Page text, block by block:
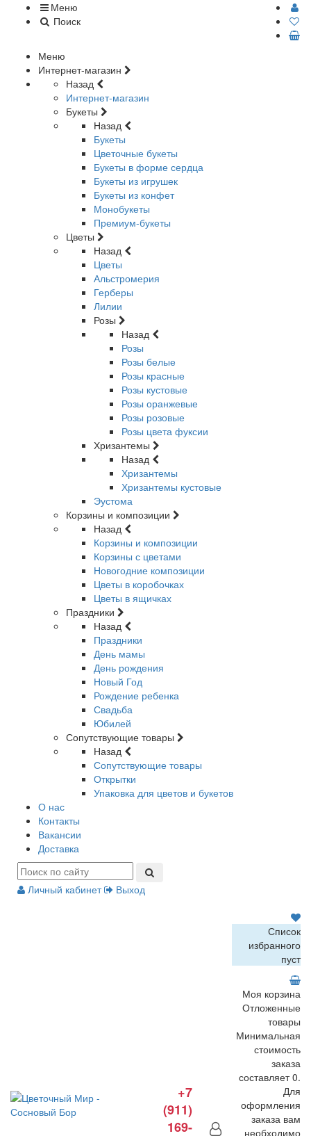
Меню
Поиск
Меню
Интернет-магазин
Назад
Интернет-магазин
Букеты
Назад
Букеты
Цветочные букеты
Букеты в форме сердца
Букеты из игрушек
Букеты из конфет
Монобукеты
Премиум-букеты
Цветы
Назад
Цветы
Альстромерия
Герберы
Лилии
Розы
Назад
Розы
Розы белые
Розы красные
Розы кустовые
Розы оранжевые
Розы розовые
Розы цвета фуксии
Хризантемы
Назад
Хризантемы
Хризантемы кустовые
Эустома
Корзины и композиции
Назад
Корзины и композиции
Корзины с цветами
Новогодние композиции
Цветы в коробочках
Цветы в ящичках
Праздники
Назад
Праздники
День мамы
День рождения
Новый Год
Рождение ребенка
Свадьба
Юбилей
Сопутствующие товары
Назад
Сопутствующие товары
Открытки
Упаковка для цветов и букетов
О нас
Контакты
Вакансии
Доставка
Личный кабинет Выход
+7
(911)
169-
Список
избранного
пуст
Моя корзина
Отложенные
товары
Минимальная
стоимость
заказа
составляет 0.
Для
оформления
заказа вам
необходимо